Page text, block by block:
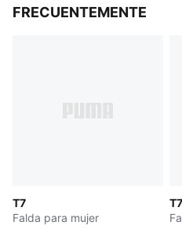
FRECUENTEMENTE
T7
Falda para mujer
T7